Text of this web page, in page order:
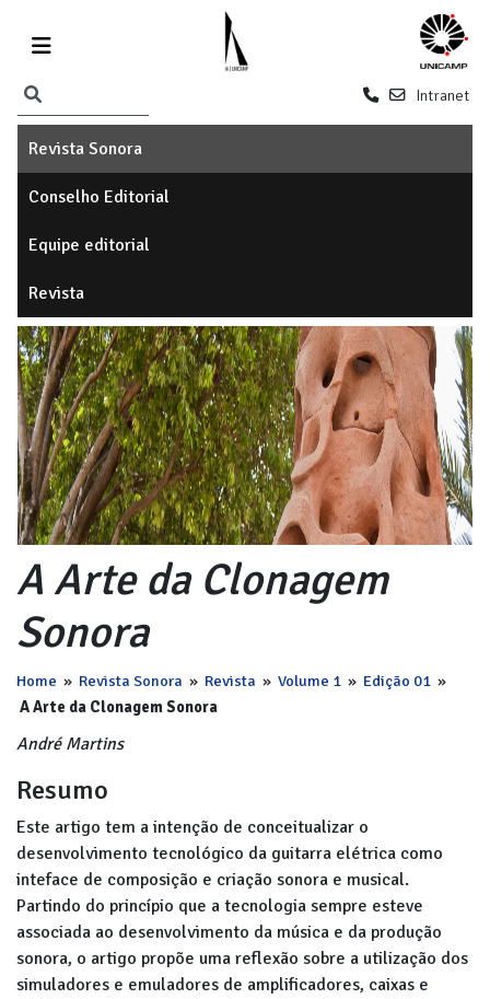
Intranet
Revista Sonora
Conselho Editorial
Equipe editorial
Revista
A Arte da Clonagem
Sonora
Home » Revista Sonora » Revista » Volume 1 » Edição 01 »
A Arte da Clonagem Sonora
André Martins
Resumo
Este artigo tem a intenção de conceitualizar o
desenvolvimento tecnológico da guitarra elétrica como
inteface de composição e criação sonora e musical.
Partindo do princípio que a tecnologia sempre esteve
associada ao desenvolvimento da música e da produção
sonora, o artigo propõe uma reflexão sobre a utilização dos
simuladores e emuladores de amplificadores, caixas e